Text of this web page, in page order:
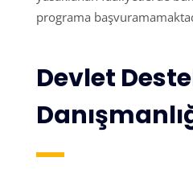
programa
Devlet